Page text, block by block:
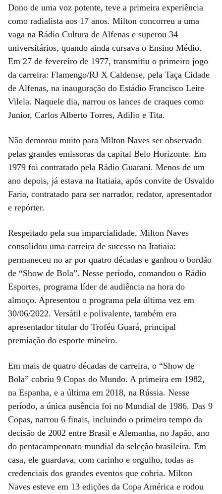
Dono de uma voz potente, teve a primeira experiência
como radialista aos 17 anos. Milton concorreu a uma
vaga na Rádio Cultura de Alfenas e superou 34
universitários, quando ainda cursava o Ensino Médio.
Em 27 de fevereiro de 1977, transmitiu o primeiro jogo
da carreira: Flamengo/RJ X Caldense, pela Taça Cidade
de Alfenas, na inauguração do Estádio Francisco Leite
Vilela. Naquele dia, narrou os lances de craques como
Junior, Carlos Alberto Torres, Adilio e Tita.
Não demorou muito para Milton Naves ser observado
pelas grandes emissoras da capital Belo Horizonte. Em
1979 foi contratado pela Rádio Guarani. Menos de um
ano depois, já estava na Itatiaia, após convite de Osvaldo
Faria, contratado para ser narrador, redator, apresentador
e repórter.
Respeitado pela sua imparcialidade, Milton Naves
consolidou uma carreira de sucesso na Itatiaia:
permaneceu no ar por quatro décadas e ganhou o bordão
de “Show de Bola”. Nesse período, comandou o Rádio
Esportes, programa líder de audiência na hora do
almoço. Apresentou o programa pela última vez em
30/06/2022. Versátil e polivalente, também era
apresentador titular do Troféu Guará, principal
premiação do esporte mineiro.
Em mais de quatro décadas de carreira, o “Show de
Bola” cobriu 9 Copas do Mundo. A primeira em 1982,
na Espanha, e a última em 2018, na Rússia. Nesse
período, a única ausência foi no Mundial de 1986. Das 9
Copas, narrou 6 finais, incluindo o primeiro tempo da
decisão de 2002 entre Brasil e Alemanha, no Japão, ano
do pentacampeonato mundial da seleção brasileira. Em
casa, ele guardava, com carinho e orgulho, todas as
credenciais dos grandes eventos que cobria. Milton
Naves esteve em 13 edições da Copa América e rodou